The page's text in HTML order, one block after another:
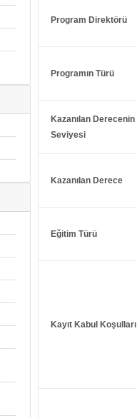
Program Direktörü
Programın Türü
Kazanılan Derecenin
Seviyesi
Kazanılan Derece
Eğitim Türü
Kayıt Kabul Koşulları